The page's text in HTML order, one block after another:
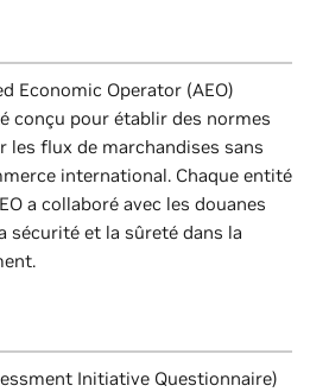
Economic Operator (AEO)
conçu pour établir des normes
flux de marchandises sans
international. Chaque entité
a collaboré avec les douanes
sécurité et la sûreté dans la
Initiative Questionnaire)